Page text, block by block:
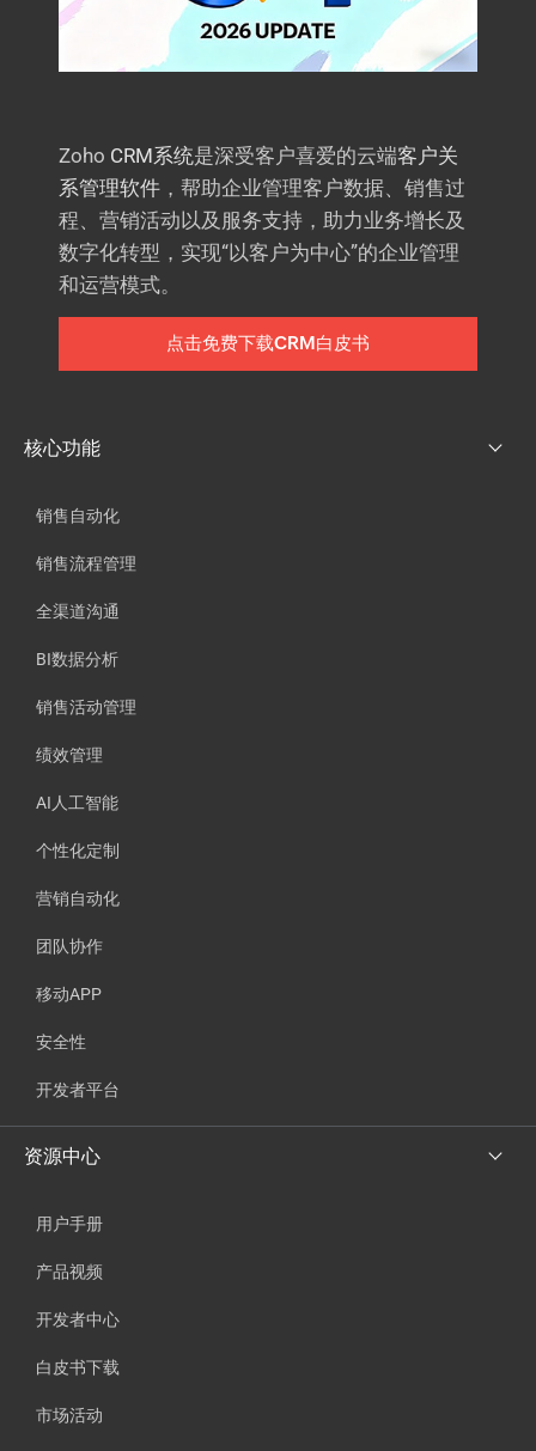
Zoho CRM系统是深受客户喜爱的云端客户关
系管理软件 ，帮助企业管理客户数据、销售过
程、营销活动以及服务支持，助力业务增长及
数字化转型，实现“以客户为中心”的企业管理
和运营模式。
点击免费下载CRM白皮书
核心功能
销售自动化
销售流程管理
全渠道沟通
BI数据分析
销售活动管理
绩效管理
AI人工智能
个性化定制
营销自动化
团队协作
移动APP
安全性
开发者平台
资源中心
用户手册
产品视频
开发者中心
白皮书下载
市场活动